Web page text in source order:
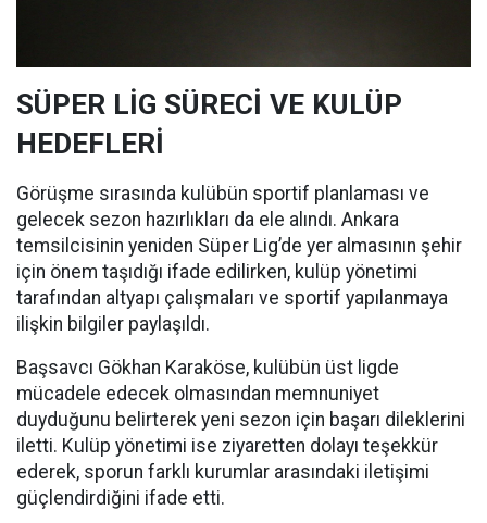
SÜPER LİG SÜRECİ VE KULÜP
HEDEFLERİ
Görüşme sırasında kulübün sportif planlaması ve
gelecek sezon hazırlıkları da ele alındı. Ankara
temsilcisinin yeniden Süper Lig’de yer almasının şehir
için önem taşıdığı ifade edilirken, kulüp yönetimi
tarafından altyapı çalışmaları ve sportif yapılanmaya
ilişkin bilgiler paylaşıldı.
Başsavcı Gökhan Karaköse, kulübün üst ligde
mücadele edecek olmasından memnuniyet
duyduğunu belirterek yeni sezon için başarı dileklerini
iletti. Kulüp yönetimi ise ziyaretten dolayı teşekkür
ederek, sporun farklı kurumlar arasındaki iletişimi
güçlendirdiğini ifade etti.